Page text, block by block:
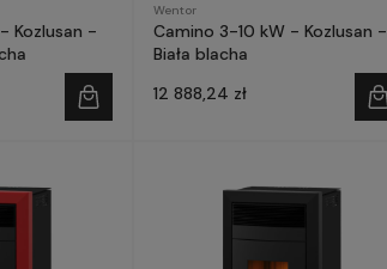
Kozlusan -
Wentor
Camino 3-10 kW - Kozlusan -
Biała blacha
12 888,24 zł